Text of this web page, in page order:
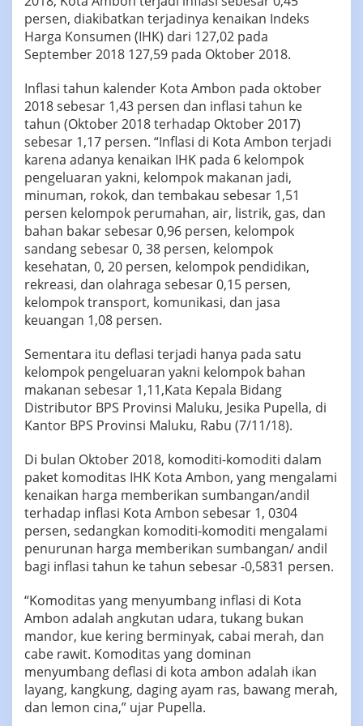
persen, diakibatkan terjadinya kenaikan Indeks
Harga Konsumen (IHK) dari 127,02 pada
September 2018 127,59 pada Oktober 2018.
Inflasi tahun kalender Kota Ambon pada oktober
2018 sebesar 1,43 persen dan inflasi tahun ke
tahun (Oktober 2018 terhadap Oktober 2017)
sebesar 1,17 persen. “Inflasi di Kota Ambon terjadi
karena adanya kenaikan IHK pada 6 kelompok
pengeluaran yakni, kelompok makanan jadi,
minuman, rokok, dan tembakau sebesar 1,51
persen kelompok perumahan, air, listrik, gas, dan
bahan bakar sebesar 0,96 persen, kelompok
sandang sebesar 0, 38 persen, kelompok
kesehatan, 0, 20 persen, kelompok pendidikan,
rekreasi, dan olahraga sebesar 0,15 persen,
kelompok transport, komunikasi, dan jasa
keuangan 1,08 persen.
Sementara itu deflasi terjadi hanya pada satu
kelompok pengeluaran yakni kelompok bahan
makanan sebesar 1,11,Kata Kepala Bidang
Distributor BPS Provinsi Maluku, Jesika Pupella, di
Kantor BPS Provinsi Maluku, Rabu (7/11/18).
Di bulan Oktober 2018, komoditi-komoditi dalam
paket komoditas IHK Kota Ambon, yang mengalami
kenaikan harga memberikan sumbangan/andil
terhadap inflasi Kota Ambon sebesar 1, 0304
persen, sedangkan komoditi-komoditi mengalami
penurunan harga memberikan sumbangan/ andil
bagi inflasi tahun ke tahun sebesar -0,5831 persen.
“Komoditas yang menyumbang inflasi di Kota
Ambon adalah angkutan udara, tukang bukan
mandor, kue kering berminyak, cabai merah, dan
cabe rawit. Komoditas yang dominan
menyumbang deflasi di kota ambon adalah ikan
layang, kangkung, daging ayam ras, bawang merah,
dan lemon cina,” ujar Pupella.